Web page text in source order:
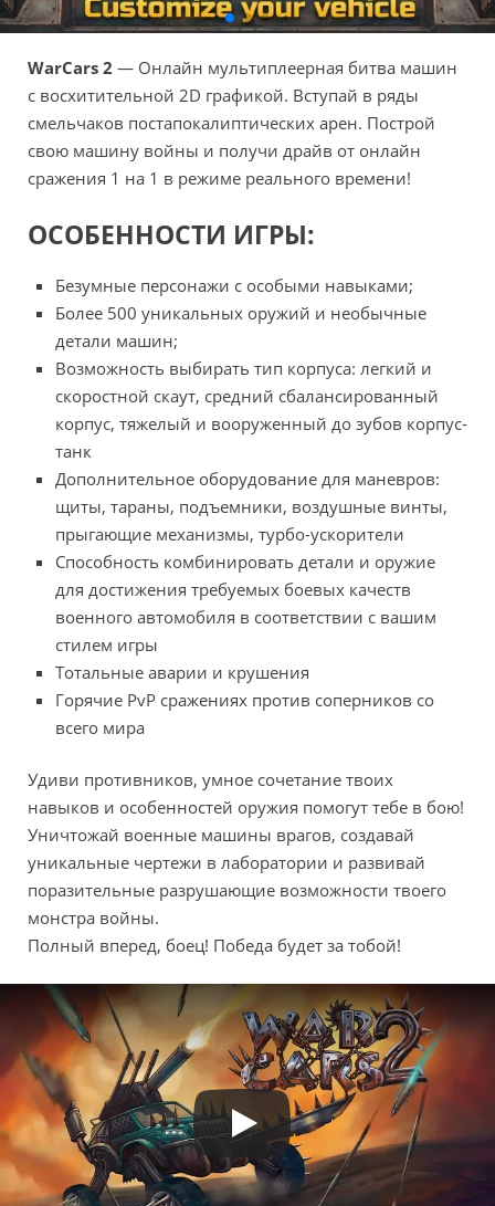
WarCars 2 — Онлайн мультиплеерная битва машин
с восхитительной 2D графикой. Вступай в ряды
смельчаков постапокалиптических арен. Построй
свою машину войны и получи драйв от онлайн
сражения 1 на 1 в режиме реального времени!
ОСОБЕННОСТИ ИГРЫ:
Безумные персонажи с особыми навыками;
Более 500 уникальных оружий и необычные
детали машин;
Возможность выбирать тип корпуса: легкий и
скоростной скаут, средний сбалансированный
корпус, тяжелый и вооруженный до зубов корпус-
танк
Дополнительное оборудование для маневров:
щиты, тараны, подъемники, воздушные винты,
прыгающие механизмы, турбо-ускорители
Способность комбинировать детали и оружие
для достижения требуемых боевых качеств
военного автомобиля в соответствии с вашим
стилем игры
Тотальные аварии и крушения
Горячие PvP сражениях против соперников со
всего мира
Удиви противников, умное сочетание твоих
навыков и особенностей оружия помогут тебе в бою!
Уничтожай военные машины врагов, создавай
уникальные чертежи в лаборатории и развивай
поразительные разрушающие возможности твоего
монстра войны.
Полный вперед, боец! Победа будет за тобой!